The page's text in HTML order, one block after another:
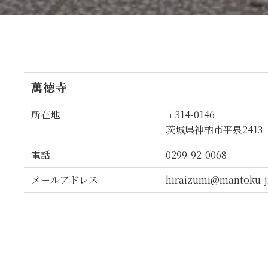
萬徳寺
所在地
〒314-0146
茨城県神栖市平泉2413
電話
0299-92-0068
メールアドレス